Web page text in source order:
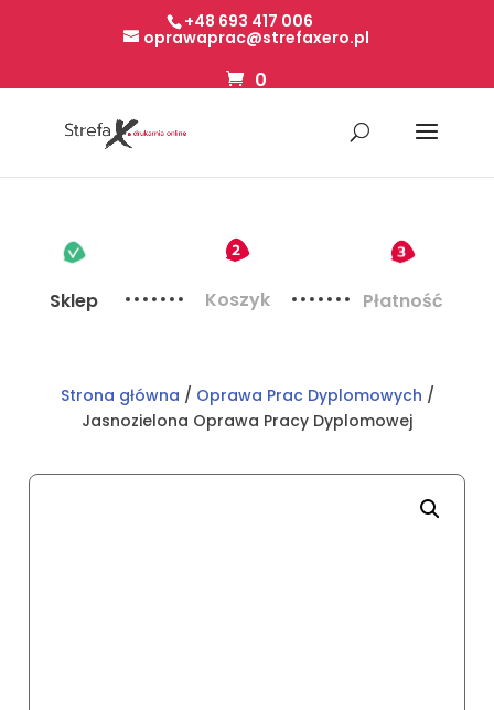
+48 693 417 006
oprawaprac@strefaxero.pl
0
Sklep Koszyk Płatność
Strona główna / Oprawa Prac Dyplomowych /
Jasnozielona Oprawa Pracy Dyplomowej